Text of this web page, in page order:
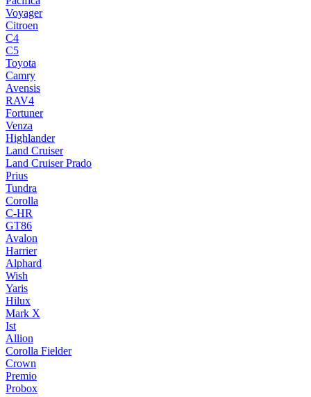
Voyager
Citroen
C4
C5
Toyota
Camry
Avensis
RAV4
Fortuner
Venza
Highlander
Land Cruiser
Land Cruiser Prado
Prius
Tundra
Corolla
C-HR
GT86
Avalon
Harrier
Alphard
Wish
Yaris
Hilux
Mark X
Ist
Allion
Corolla Fielder
Crown
Premio
Probox